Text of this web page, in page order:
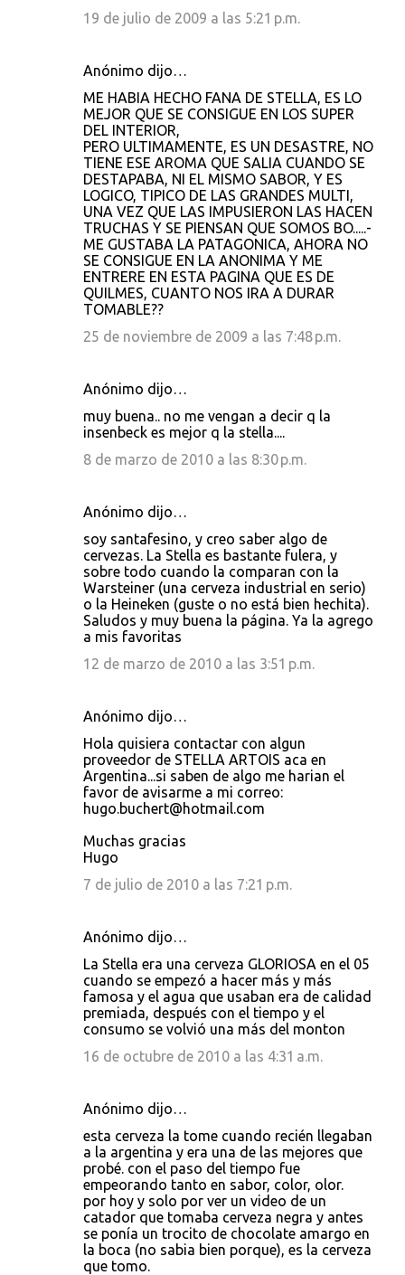
19 de julio de 2009 a las 5:21 p.m.
Anónimo dijo…
ME HABIA HECHO FANA DE STELLA, ES LO
MEJOR QUE SE CONSIGUE EN LOS SUPER
DEL INTERIOR,
PERO ULTIMAMENTE, ES UN DESASTRE, NO
TIENE ESE AROMA QUE SALIA CUANDO SE
DESTAPABA, NI EL MISMO SABOR, Y ES
LOGICO, TIPICO DE LAS GRANDES MULTI,
UNA VEZ QUE LAS IMPUSIERON LAS HACEN
TRUCHAS Y SE PIENSAN QUE SOMOS BO.....-
ME GUSTABA LA PATAGONICA, AHORA NO
SE CONSIGUE EN LA ANONIMA Y ME
ENTRERE EN ESTA PAGINA QUE ES DE
QUILMES, CUANTO NOS IRA A DURAR
TOMABLE??
25 de noviembre de 2009 a las 7:48 p.m.
Anónimo dijo…
muy buena.. no me vengan a decir q la
insenbeck es mejor q la stella....
8 de marzo de 2010 a las 8:30 p.m.
Anónimo dijo…
soy santafesino, y creo saber algo de
cervezas. La Stella es bastante fulera, y
sobre todo cuando la comparan con la
Warsteiner (una cerveza industrial en serio)
o la Heineken (guste o no está bien hechita).
Saludos y muy buena la página. Ya la agrego
a mis favoritas
12 de marzo de 2010 a las 3:51 p.m.
Anónimo dijo…
Hola quisiera contactar con algun
proveedor de STELLA ARTOIS aca en
Argentina...si saben de algo me harian el
favor de avisarme a mi correo:
hugo.buchert@hotmail.com
Muchas gracias
Hugo
7 de julio de 2010 a las 7:21 p.m.
Anónimo dijo…
La Stella era una cerveza GLORIOSA en el 05
cuando se empezó a hacer más y más
famosa y el agua que usaban era de calidad
premiada, después con el tiempo y el
consumo se volvió una más del monton
16 de octubre de 2010 a las 4:31 a.m.
Anónimo dijo…
esta cerveza la tome cuando recién llegaban
a la argentina y era una de las mejores que
probé. con el paso del tiempo fue
empeorando tanto en sabor, color, olor.
por hoy y solo por ver un video de un
catador que tomaba cerveza negra y antes
se ponía un trocito de chocolate amargo en
la boca (no sabia bien porque), es la cerveza
que tomo.